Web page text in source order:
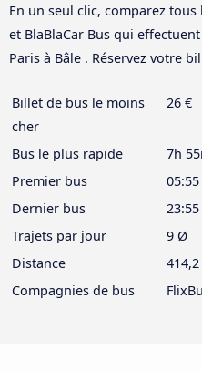
En un seul clic, comparez
et BlaBlaCar Bus qui
Paris à Bâle . Réservez votre
Billet de bus le moins
cher
26 €
Bus le plus rapide
7h
Premier bus
05:55
Dernier bus
23:55
Trajets par jour
9 Ø
Distance
Compagnies de bus